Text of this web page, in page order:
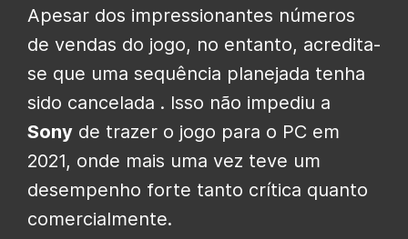
Apesar dos impressionantes números
de vendas do jogo, no entanto, acredita-
se que uma sequência planejada tenha
sido cancelada . Isso não impediu a
Sony de trazer o jogo para o PC em
2021, onde mais uma vez teve um
desempenho forte tanto crítica quanto
comercialmente.